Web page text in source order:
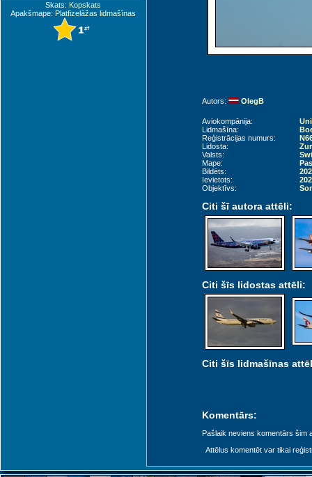
Skats: Kopskats
Apakšmape: Platfizelāžas lidmašīnas
Autors: OlegB
Aviokompānija:
Lidmašīna:
Reģistrācijas numurs:
Lidosta:
Valsts:
Mape:
Bildēts:
Ievietots:
Objektīvs:
Citi šī autora attēli:
Citi šīs lidostas attēli:
Citi šīs lidmašīnas
Komentārs:
Pašlaik neviens komentārs šim
Attēlus komentēt var tikai